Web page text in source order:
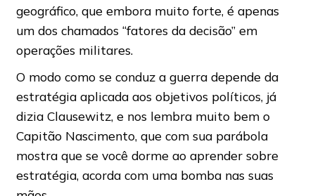
geográfico, que embora muito forte, é apenas
um dos chamados “fatores da decisão” em
operações militares.
O modo como se conduz a guerra depende da
estratégia aplicada aos objetivos políticos, já
dizia Clausewitz, e nos lembra muito bem o
Capitão Nascimento, que com sua parábola
mostra que se você dorme ao aprender sobre
estratégia, acorda com uma bomba nas suas